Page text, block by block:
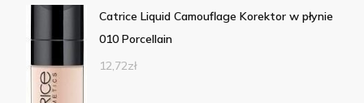
Catrice Liquid Camouflage Korektor w płynie
010 Porcellain
12,72zł